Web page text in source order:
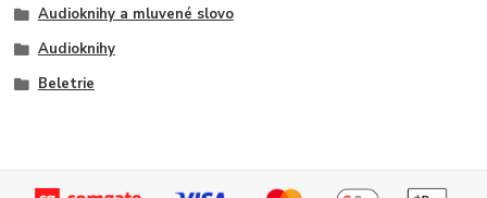
Audioknihy a mluvené slovo
Audioknihy
Beletrie